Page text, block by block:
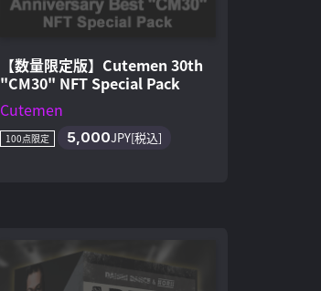
【数量限定版】Cutemen 30th
"CM30" NFT Special Pack
Cutemen
100点限定 5,000JPY[税込]